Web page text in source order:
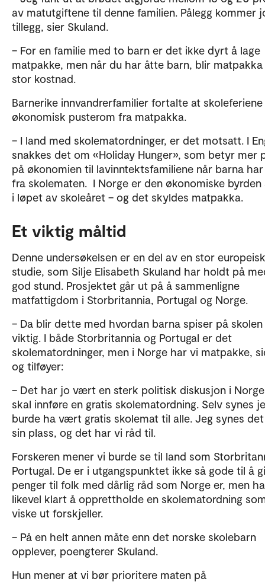
av matutgiftene til denne familien. Pålegg kommer
tillegg, sier Skuland.
– For en familie med to barn er det ikke dyrt å lage
matpakke, men når du har åtte barn, blir matpakka
stor kostnad.
Barnerike innvandrerfamilier fortalte at
økonomisk pusterom fra matpakka.
– I land med skolematordninger, er det motsatt. I
snakkes det om «Holiday Hunger», som betyr mer
på økonomien til lavinntektsfamiliene når barna
fra skolematen. I Norge er den økonomiske
i løpet av skoleåret – og det skyldes matpakka.
Et viktig måltid
Denne undersøkelsen er en del av en stor europeisk
studie, som Silje Elisabeth Skuland har holdt på
god stund. Prosjektet går ut på å sammenligne
matfattigdom i Storbritannia, Portugal og Norge.
– Da blir dette med hvordan barna spiser på
viktig. I både Storbritannia og Portugal er det
skolematordninger, men i Norge har vi matpakke,
og tilføyer:
– Det har jo vært en sterk politisk diskusjon i
skal innføre en gratis skolematordning. Selv synes
burde ha vært gratis skolemat til alle. Jeg synes
sin plass, og det har vi råd til.
Forskeren mener vi burde se til land som
Portugal. De er i utgangspunktet ikke så gode til å gi
penger til folk med dårlig råd som Norge er, men
likevel klart å opprettholde en skolematordning
viske ut forskjeller.
– På en helt annen måte enn det norske skolebarn
opplever, poengterer Skuland.
Hun mener at vi bør prioritere maten på